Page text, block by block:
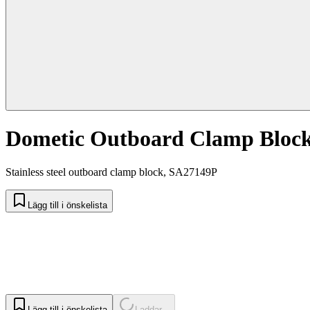
Dometic Outboard Clamp
Stainless steel outboard clamp block, SA27149P
Lägg till i önskelista